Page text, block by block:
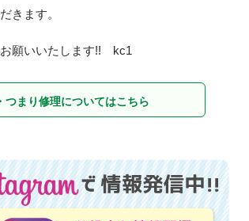
きます。
お願いいたします!! kc1
まり修理についてはこちら